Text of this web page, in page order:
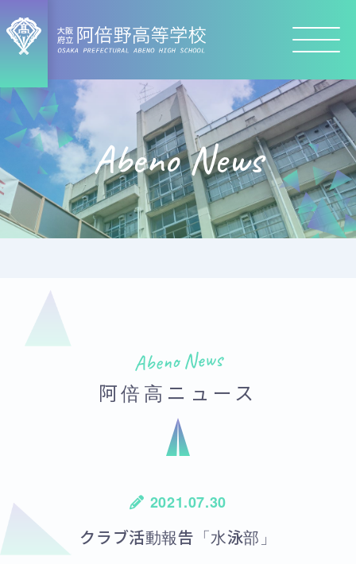
Abeno News
Abeno News
阿倍高ニュース
2021.07.30
クラブ活動報告「水泳部」